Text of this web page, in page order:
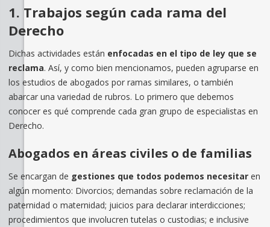
1. Trabajos según cada rama del
Derecho
Dichas actividades están enfocadas en el tipo de ley que se
reclama. Así, y como bien mencionamos, pueden agruparse en
los estudios de abogados por ramas similares, o también
abarcar una variedad de rubros. Lo primero que debemos
conocer es qué comprende cada gran grupo de especialistas en
Derecho.
Abogados en áreas civiles o de familias
Se encargan de gestiones que todos podemos necesitaren
algún momento: Divorcios; demandas sobre reclamación de la
paternidad o maternidad; juicios para declarar interdicciones;
procedimientos que involucren tutelas o custodias; e inclusive